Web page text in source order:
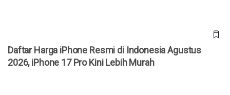
Daftar Harga iPhone Resmi di Indonesia Agustus
2026, iPhone 17 Pro Kini Lebih Murah